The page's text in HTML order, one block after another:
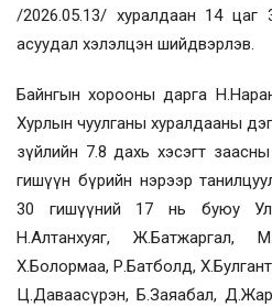
/2026.05.13/ хуралдаан 14 цаг
асуудал хэлэлцэн шийдвэрлэв.
Байнгын хорооны дарга
Хурлын чуулганы хуралдааны
зүйлийн 7.8 дахь хэсэгт
гишүүн бүрийн нэрээр
30 гишүүний 17 нь буюу
Н.Алтанхуяг, Ж.Батжаргал,
Х.Болормаа, Р.Батболд,
Ц.Даваасүрэн, Б.Заяабал,